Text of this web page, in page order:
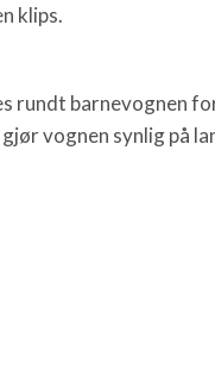
klips.
barnevognen
vognen synlig på